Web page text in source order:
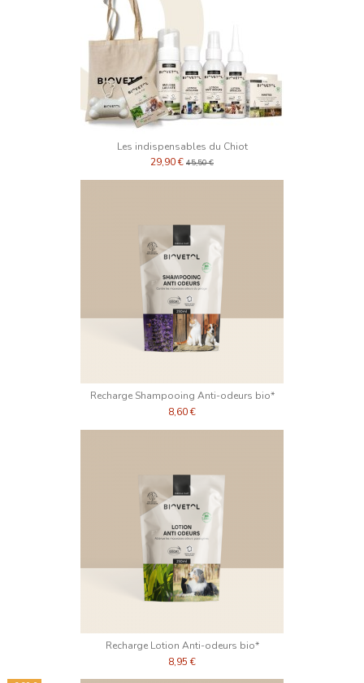
Les indispensables du Chiot
29,90 € 45,50 €
Recharge Shampooing Anti-odeurs bio*
8,60 €
Recharge Lotion Anti-odeurs bio*
8,95 €